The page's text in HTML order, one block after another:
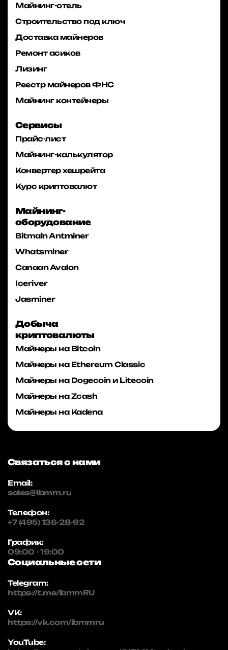
Майнинг-отель
Строительство под ключ
Доставка майнеров
Ремонт асиков
Лизинг
Реестр майнеров ФНС
Майнинг контейнеры
Сервисы
Прайс-лист
Майнинг-калькулятор
Конвертер хешрейта
Курс криптовалют
Майнинг-
оборудование
Bitmain Antminer
Whatsminer
Canaan Avalon
Iceriver
Jasminer
Добыча
криптовалюты
Майнеры на Bitcoin
Майнеры на Ethereum Classic
Майнеры на Dogecoin и Litecoin
Майнеры на Zcash
Майнеры на Kadena
Связаться с нами
Email:
sales@ibmm.ru
Телефон:
+7 (495) 136-28-92
График:
09:00 - 19:00
Социальные сети
Telegram:
https://t.me/ibmmRU
VK:
https://vk.com/ibmmru
YouTube: